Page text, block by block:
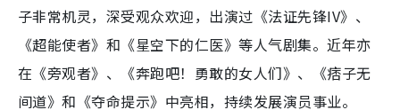
子非常机灵，深受观众欢迎，出演过《法证先锋IV》、
《超能使者》和《星空下的仁医》等人气剧集。近年亦
在《旁观者》、《奔跑吧！勇敢的女人们》、《痞子无
间道》和《夺命提示》中亮相，持续发展演员事业。